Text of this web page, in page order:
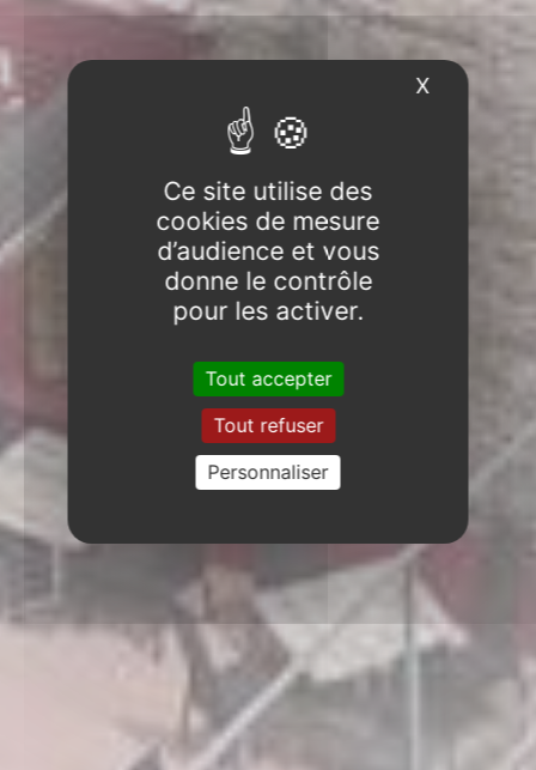
Ce site utilise des
cookies de mesure
d’audience et vous
donne le contrôle
pour les activer.
Tout accepter
Tout refuser
Personnaliser
X Masquer